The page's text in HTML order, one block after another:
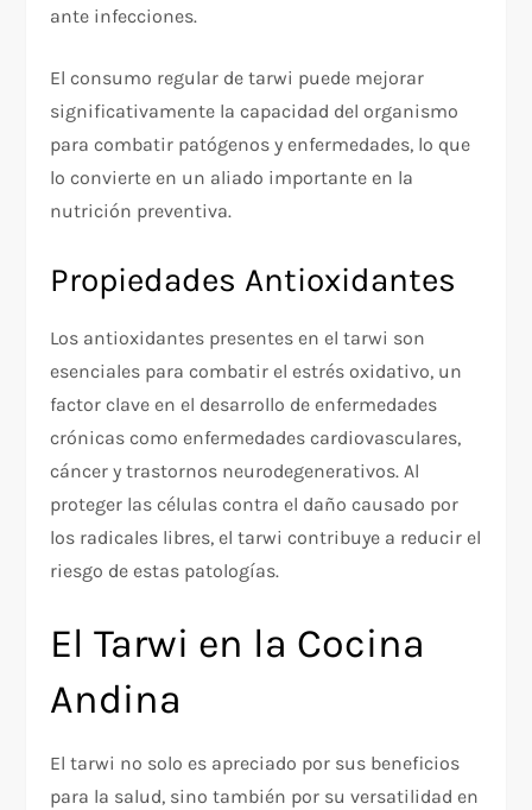
ante infecciones.
El consumo regular de tarwi puede mejorar
significativamente la capacidad del organismo
para combatir patógenos y enfermedades, lo que
lo convierte en un aliado importante en la
nutrición preventiva.
Propiedades Antioxidantes
Los antioxidantes presentes en el tarwi son
esenciales para combatir el estrés oxidativo, un
factor clave en el desarrollo de enfermedades
crónicas como enfermedades cardiovasculares,
cáncer y trastornos neurodegenerativos. Al
proteger las células contra el daño causado por
los radicales libres, el tarwi contribuye a reducir el
riesgo de estas patologías.
El Tarwi en la Cocina
Andina
El tarwi no solo es apreciado por sus beneficios
para la salud, sino también por su versatilidad en